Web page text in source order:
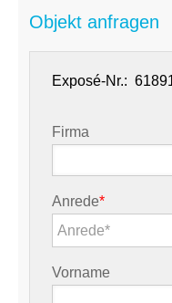
Objekt anfragen
Exposé-Nr.:
Firma
Anrede*
Anrede*
Vorname